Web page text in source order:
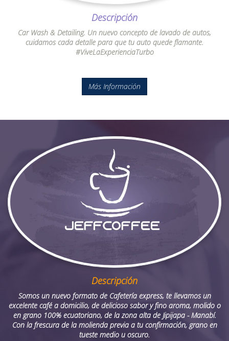
Descripción
Car Wash & Detailing. Un nuevo concepto de lavado de autos,
cuidamos cada detalle para que tu auto quede flamante.
#ViveLaExperienciaTurbo
Más Información
Descripción
Somos un nuevo formato de Cafetería express, te llevamos un
excelente café a domicilio, de delicioso sabor y fino aroma, molido o
en grano 100% ecuatoriano, de la zona alta de Jipijapa - Manabí.
Con la frescura de la molienda previa a tu confirmación, grano en
tueste medio u oscuro.